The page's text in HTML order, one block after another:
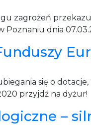
zagrożeń
dnia
się o
przyjdź na dyżur!
–